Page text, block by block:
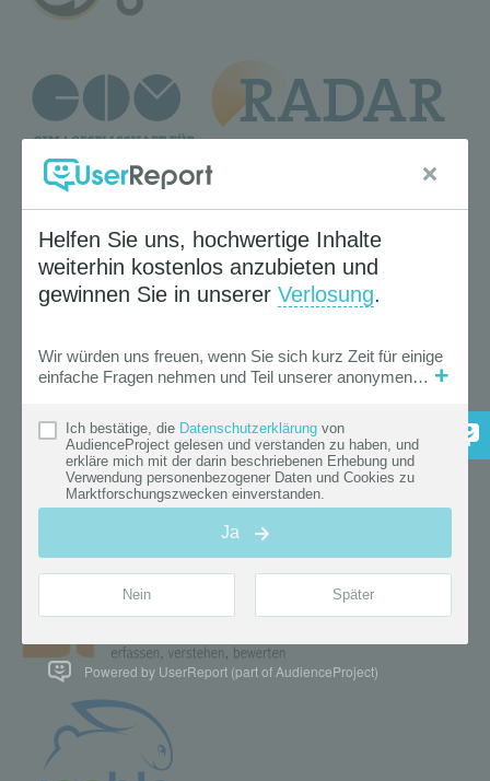
Powered by UserReport (part of AudienceProject)